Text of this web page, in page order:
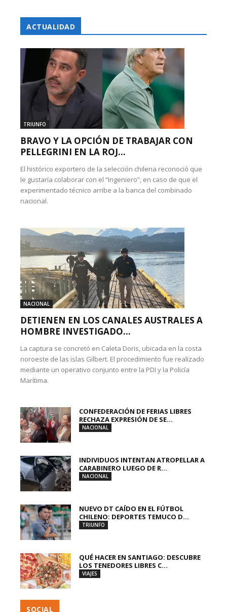
ACTUALIDAD
TRIUNFO
BRAVO Y LA OPCIÓN DE TRABAJAR CON
PELLEGRINI EN LA ROJ...
El histórico exportero de la selección chilena reconoció que
le gustaría colaborar con el “Ingeniero”, en caso de que el
experimentado técnico arribe a la banca del combinado
nacional.
NACIONAL
DETIENEN EN LOS CANALES AUSTRALES A
HOMBRE INVESTIGADO...
La captura se concretó en Caleta Doris, ubicada en la costa
noroeste de las islas Gilbert. El procedimiento fue realizado
mediante un operativo conjunto entre la PDI y la Policía
Marítima.
CONFEDERACIÓN DE FERIAS LIBRES
RECHAZA EXPRESIÓN DE SE...
NACIONAL
INDIVIDUOS INTENTAN ATROPELLAR A
CARABINERO LUEGO DE R...
NACIONAL
NUEVO DT CAÍDO EN EL FÚTBOL
CHILENO: DEPORTES TEMUCO D...
TRIUNFO
QUÉ HACER EN SANTIAGO: DESCUBRE
LOS TENEDORES LIBRES C...
VIAJES
SOCIAL